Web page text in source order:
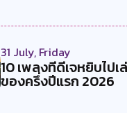
31 July, Friday
10 เพลงที่ดีเจหยิบไป
ของครึ่งปีแรก 2026